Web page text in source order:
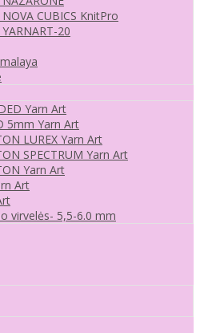
CUBICS KnitPro
20
Yarn Art
5mm Yarn Art
LUREX Yarn Art
SPECTRUM Yarn Art
Yarn Art
Art
virvelės- 5,5-6.0 mm